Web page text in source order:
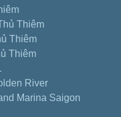
thấp view
cao view sông nội
thất view Quận 1-
toàn TPHCM tầng
Thiêm
Thiêm
Thiêm
River
Marina Saigon